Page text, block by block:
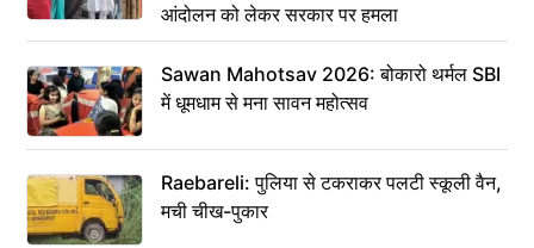
आंदोलन को लेकर सरकार पर हमला
Sawan Mahotsav 2026: बोकारो थर्मल SBI
में धूमधाम से मना सावन महोत्सव
Raebareli: पुलिया से टकराकर पलटी स्कूली वैन,
मची चीख-पुकार